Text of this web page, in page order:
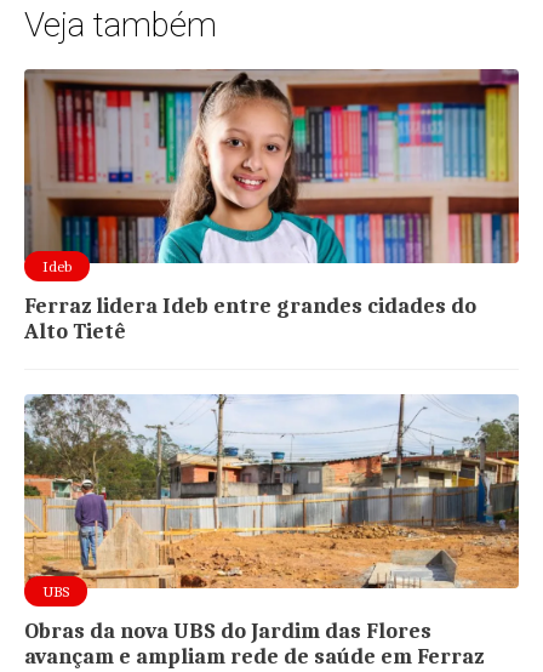
Veja também
Ideb
Ferraz lidera Ideb entre grandes cidades do
Alto Tietê
UBS
Obras da nova UBS do Jardim das Flores
avançam e ampliam rede de saúde em Ferraz